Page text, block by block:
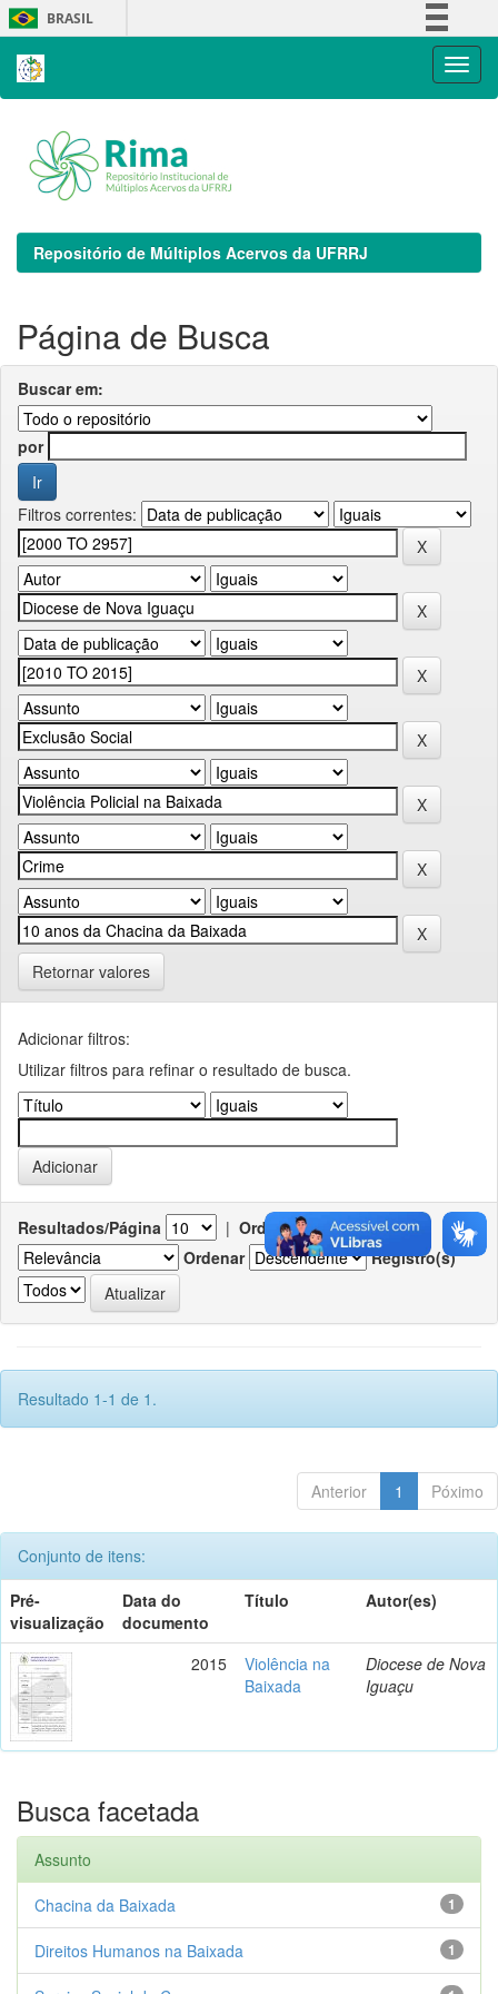
Skip
navigation
BRASIL
Repositório de Múltiplos Acervos da UFRRJ
Página de Busca
Buscar em:
por
Filtros correntes:
Retornar valores
Adicionar filtros:
Utilizar filtros para refinar o resultado de busca.
Resultados/Página | Ordenar registros por
Ordenar
Registro(s)
Resultado 1-1 de 1.
Anterior 1 Póximo
Conjunto de itens:
Pré-
visualização
Data do
documento
Título Autor(es)
2015
Violência na
Baixada
Diocese de Nova
Iguaçu
Busca facetada
Assunto
1
Chacina da Baixada
1
Direitos Humanos na Baixada